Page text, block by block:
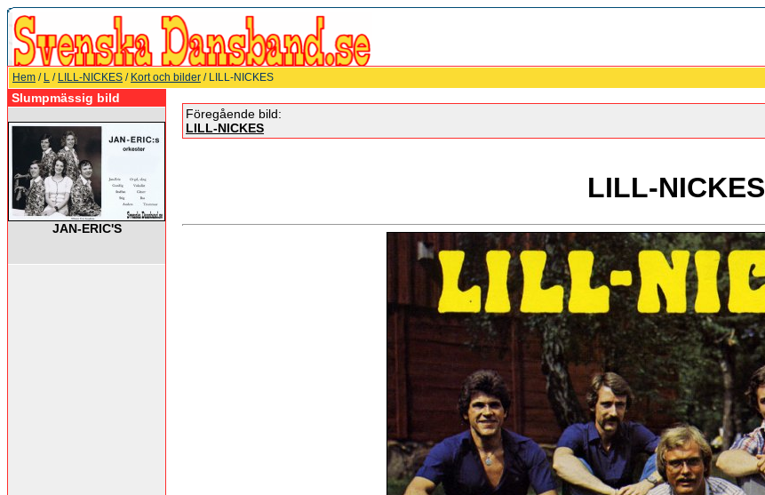
Hem / L / LILL-NICKES / Kort och bilder / LILL-NICKES
Slumpmässig bild
JAN-ERIC'S
Föregående bild:
LILL-NICKES
LILL-NICKES